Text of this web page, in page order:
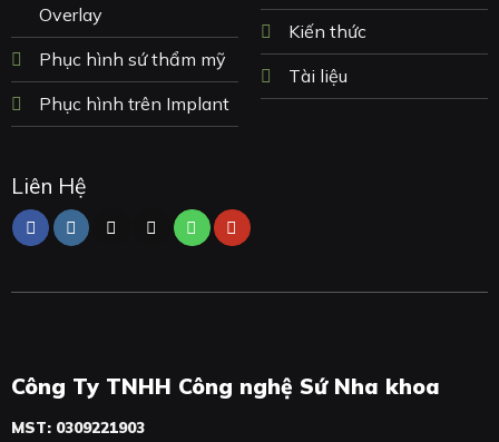
Overlay
Phục hình sứ thẩm mỹ
Phục hình trên Implant
Kiến thức
Tài liệu
Liên Hệ
Công Ty TNHH Công nghệ Sứ Nha khoa
MST: 0309221903